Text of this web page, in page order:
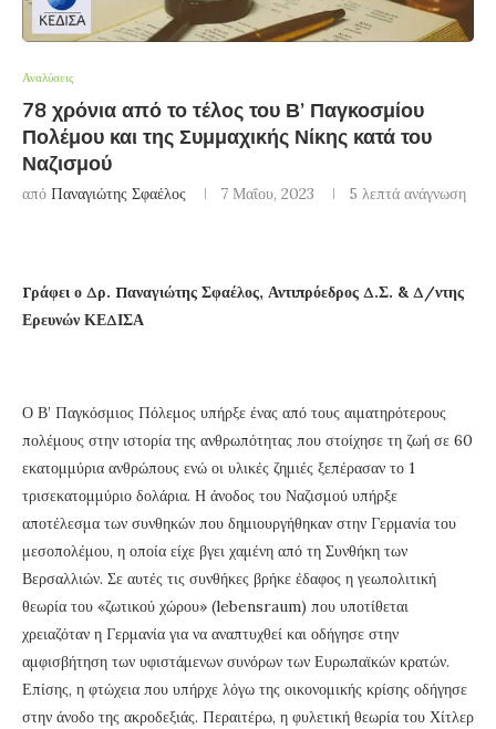
Αναλύσεις
78 χρόνια από το τέλος του Β’ Παγκοσμίου
Πολέμου και της Συμμαχικής Νίκης κατά του
Ναζισμού
από Παναγιώτης Σφαέλος 7 Μαΐου, 2023 5 λεπτά ανάγνωση
Γράφει ο Δρ. Παναγιώτης Σφαέλος, Αντιπρόεδρος Δ.Σ. & Δ/ντης
Ερευνών ΚΕΔΙΣΑ
Ο Β’ Παγκόσμιος Πόλεμος υπήρξε ένας από τους αιματηρότερους
πολέμους στην ιστορία της ανθρωπότητας που στοίχησε τη ζωή σε 60
εκατομμύρια ανθρώπους ενώ οι υλικές ζημιές ξεπέρασαν το 1
τρισεκατομμύριο δολάρια. Η άνοδος του Ναζισμού υπήρξε
αποτέλεσμα των συνθηκών που δημιουργήθηκαν στην Γερμανία του
μεσοπολέμου, η οποία είχε βγει χαμένη από τη Συνθήκη των
Βερσαλλιών. Σε αυτές τις συνθήκες βρήκε έδαφος η γεωπολιτική
θεωρία του «ζωτικού χώρου» (lebensraum) που υποτίθεται
χρειαζόταν η Γερμανία για να αναπτυχθεί και οδήγησε στην
αμφισβήτηση των υφιστάμενων συνόρων των Ευρωπαϊκών κρατών.
Επίσης, η φτώχεια που υπήρχε λόγω της οικονομικής κρίσης οδήγησε
στην άνοδο της ακροδεξιάς. Περαιτέρω, η φυλετική θεωρία του Χίτλερ